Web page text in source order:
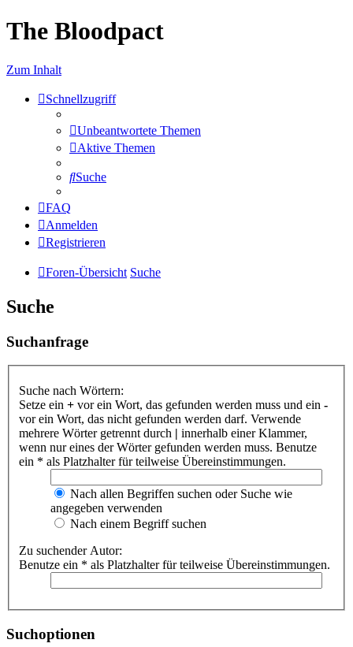
The Bloodpact
Zum Inhalt
Schnellzugriff
Unbeantwortete Themen
Aktive Themen
Suche
FAQ
Anmelden
Registrieren
Foren-Übersicht Suche
Suche
Suchanfrage
Suche nach Wörtern:
Setze ein + vor ein Wort, das gefunden werden muss und ein -
vor ein Wort, das nicht gefunden werden darf. Verwende
mehrere Wörter getrennt durch | innerhalb einer Klammer,
wenn nur eines der Wörter gefunden werden muss. Benutze
ein * als Platzhalter für teilweise Übereinstimmungen.
Nach allen Begriffen suchen oder Suche wie
angegeben verwenden
Nach einem Begriff suchen
Zu suchender Autor:
Benutze ein * als Platzhalter für teilweise Übereinstimmungen.
Suchoptionen